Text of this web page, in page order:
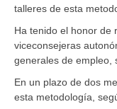
talleres de esta
Ha tenido el honor de
viceconsejeras
generales de empleo,
En un plazo de dos
esta metodología,